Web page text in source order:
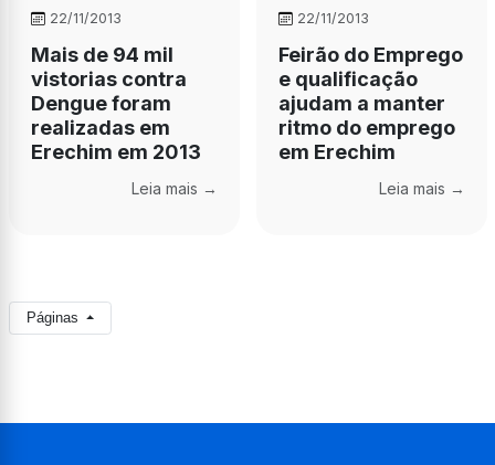
22/11/2013
Mais de 94 mil
vistorias contra
Dengue foram
realizadas em
Erechim em 2013
Leia mais →
22/11/2013
Feirão do Emprego
e qualificação
ajudam a manter
ritmo do emprego
em Erechim
Leia mais →
Páginas